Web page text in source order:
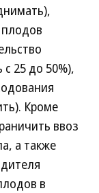
25 до 50%),
Кроме
ввоз
а также
в